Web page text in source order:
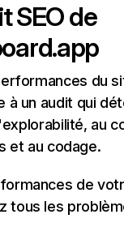
SEO de
du
à un audit qui
au
et au codage.
de
tous les